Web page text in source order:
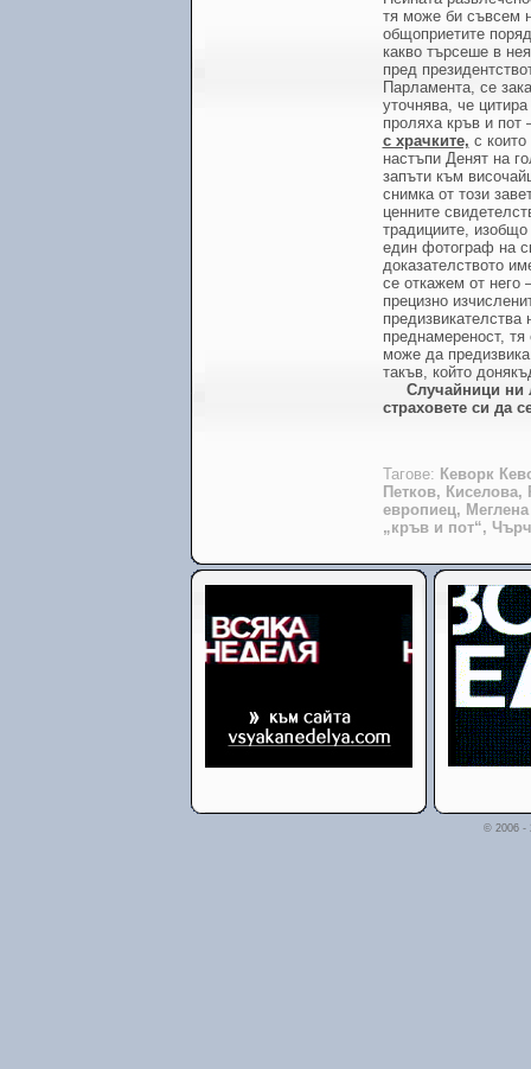
тя може би съвсем
общоприетите
какво търсеше в
пред
Парламента, се
уточнява, че
проляха кръв и пот
с храчките, с
настъпи Денят на
запъти към
снимка от този
ценните
традициите,
един фотограф на
доказателството
се откажем от
прецизно
преднамереност,
може да
такъв, който
Случайници ни
страховете си да
Тагове: Кеворк
Петков,
европиец,
„кръв и пот“,
© 2006 -